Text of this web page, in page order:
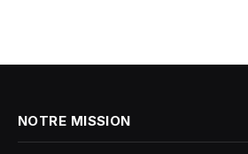
NOTRE MISSION